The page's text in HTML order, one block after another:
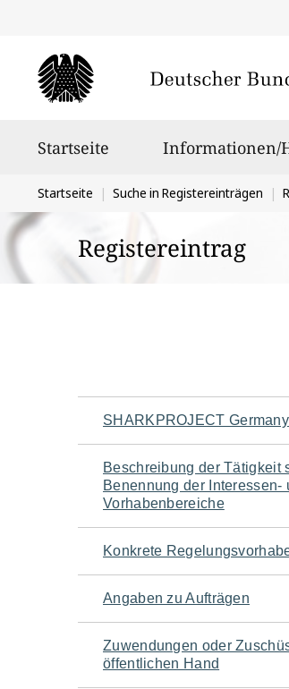
Startseite Informationen/
Sie
befinden
sich
hier:
Startseite Suche in Registereinträgen
Registereintrag
Navigation
für
den
Seiteninhalt
SHARKPROJECT
Beschreibung der Tätigkeit
Benennung der Interessen-
Vorhabenbereiche
Konkrete
Angaben zu Aufträgen
Zuwendungen oder
öffentlichen Hand